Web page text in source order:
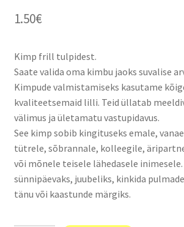
1.50€
Kimp frill tulpidest.
Saate valida oma kimbu jaoks suvalise
Kimpude valmistamiseks kasutame
kvaliteetsemaid lilli. Teid üllatab
välimus ja ületamatu vastupidavus.
See kimp sobib kingituseks emale,
tütrele, sõbrannale, kolleegile,
või mõnele teisele lähedasele
sünnipäevaks, juubeliks, kinkida
tänu või kaastunde märgiks.